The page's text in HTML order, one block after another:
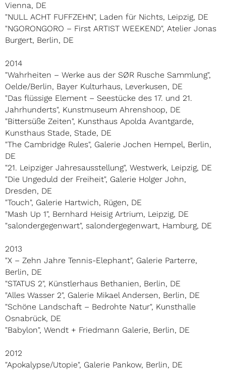
Vienna, DE
"NULL ACHT FUFFZEHN", Laden für Nichts, Leipzig, DE
"NGORONGORO – First ARTIST WEEKEND", Atelier Jonas
Burgert, Berlin, DE
2014
"Wahrheiten – Werke aus der SØR Rusche Sammlung",
Oelde/Berlin, Bayer Kulturhaus, Leverkusen, DE
"Das flüssige Element – Seestücke des 17. und 21.
Jahrhunderts", Kunstmuseum Ahrenshoop, DE
"Bittersüße Zeiten", Kunsthaus Apolda Avantgarde,
Kunsthaus Stade, Stade, DE
"The Cambridge Rules", Galerie Jochen Hempel, Berlin,
DE
"21. Leipziger Jahresausstellung", Westwerk, Leipzig, DE
"Die Ungeduld der Freiheit", Galerie Holger John,
Dresden, DE
"Touch", Galerie Hartwich, Rügen, DE
"Mash Up 1", Bernhard Heisig Artrium, Leipzig, DE
"salondergegenwart", salondergegenwart, Hamburg, DE
2013
"X – Zehn Jahre Tennis-Elephant", Galerie Parterre,
Berlin, DE
"STATUS 2", Künstlerhaus Bethanien, Berlin, DE
"Alles Wasser 2", Galerie Mikael Andersen, Berlin, DE
"Schöne Landschaft – Bedrohte Natur", Kunsthalle
Osnabrück, DE
"Babylon", Wendt + Friedmann Galerie, Berlin, DE
2012
"Apokalypse/Utopie", Galerie Pankow, Berlin, DE